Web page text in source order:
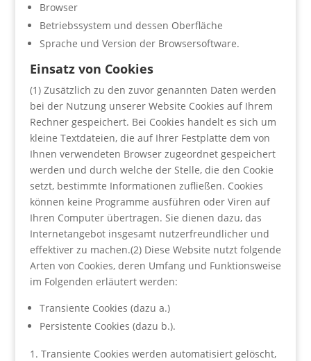
Browser
Betriebssystem und dessen Oberfläche
Sprache und Version der Browsersoftware.
Einsatz von Cookies
(1) Zusätzlich zu den zuvor genannten Daten werden
bei der Nutzung unserer Website Cookies auf Ihrem
Rechner gespeichert. Bei Cookies handelt es sich um
kleine Textdateien, die auf Ihrer Festplatte dem von
Ihnen verwendeten Browser zugeordnet gespeichert
werden und durch welche der Stelle, die den Cookie
setzt, bestimmte Informationen zufließen. Cookies
können keine Programme ausführen oder Viren auf
Ihren Computer übertragen. Sie dienen dazu, das
Internetangebot insgesamt nutzerfreundlicher und
effektiver zu machen.(2) Diese Website nutzt folgende
Arten von Cookies, deren Umfang und Funktionsweise
im Folgenden erläutert werden:
Transiente Cookies (dazu a.)
Persistente Cookies (dazu b.).
Transiente Cookies werden automatisiert gelöscht,